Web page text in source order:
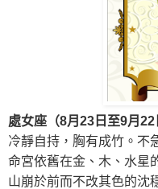
處女座（8月23日至9月22
冷靜自持，胸有成竹。不
命宮依舊在金、木、水星
山崩於前而不改其色的沈